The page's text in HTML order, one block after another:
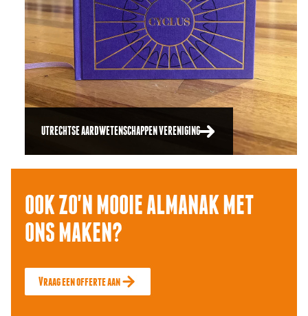
UTRECHTSE AARDWETENSCHAPPEN VERENIGING
OOK ZO'N MOOIE ALMANAK MET
ONS MAKEN?
Vraag een offerte aan